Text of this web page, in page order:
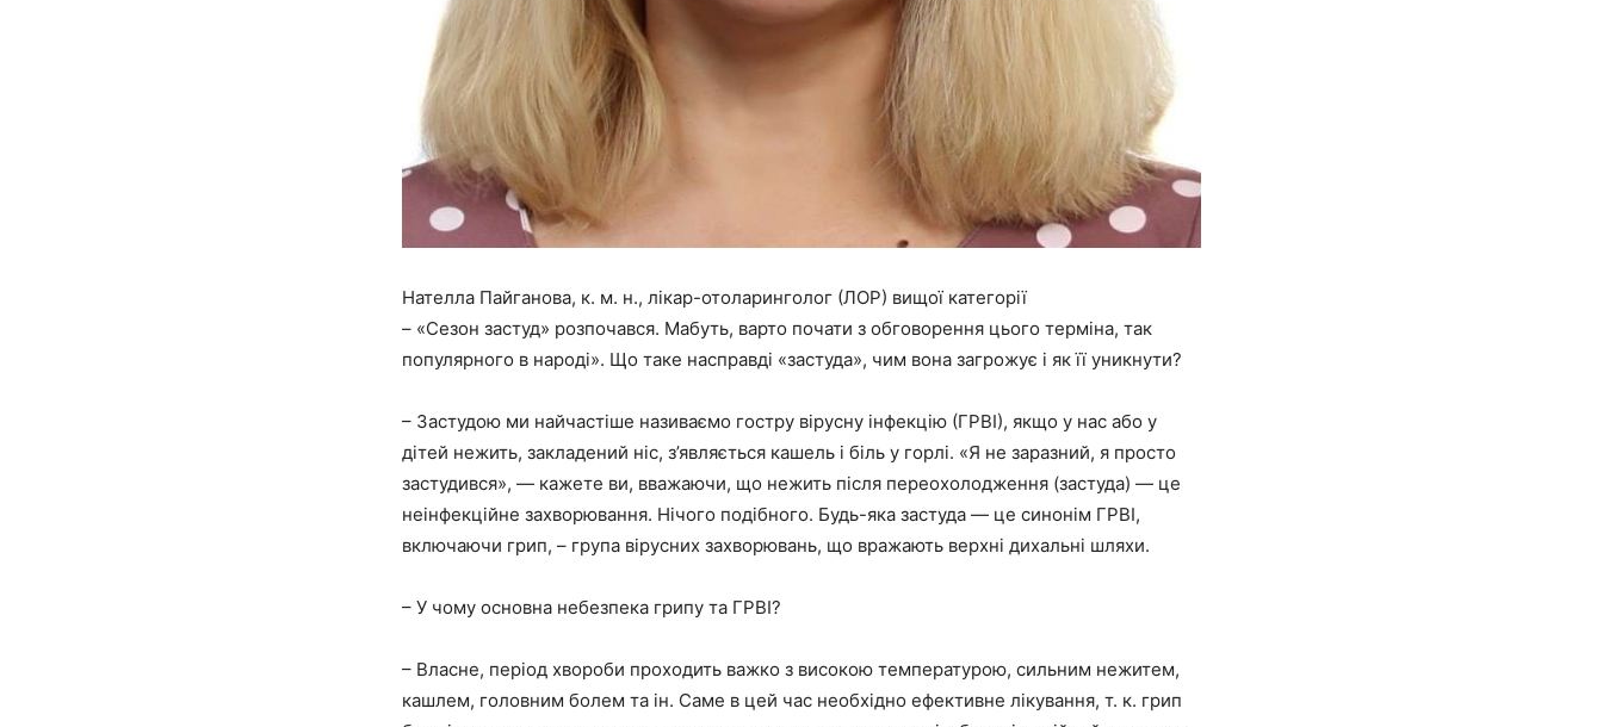
Нателла Пайганова, к. м. н., лікар-отоларинголог (ЛОР) вищої категорії
– «Сезон застуд» розпочався. Мабуть, варто почати з обговорення цього терміна, так
популярного в народі». Що таке насправді «застуда», чим вона загрожує і як її уникнути?
– Застудою ми найчастіше називаємо гостру вірусну інфекцію (ГРВІ), якщо у нас або у
дітей нежить, закладений ніс, з’являється кашель і біль у горлі. «Я не заразний, я просто
застудився», — кажете ви, вважаючи, що нежить після переохолодження (застуда) — це
неінфекційне захворювання. Нічого подібного. Будь-яка застуда — це синонім ГРВІ,
включаючи грип, – група вірусних захворювань, що вражають верхні дихальні шляхи.
– У чому основна небезпека грипу та ГРВІ?
– Власне, період хвороби проходить важко з високою температурою, сильним нежитем,
кашлем, головним болем та ін. Саме в цей час необхідно ефективне лікування, т. к. грип